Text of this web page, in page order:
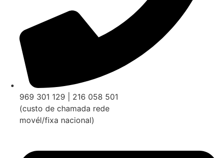
969 301 129 | 216 058 501
(custo de chamada rede
movél/fixa nacional)